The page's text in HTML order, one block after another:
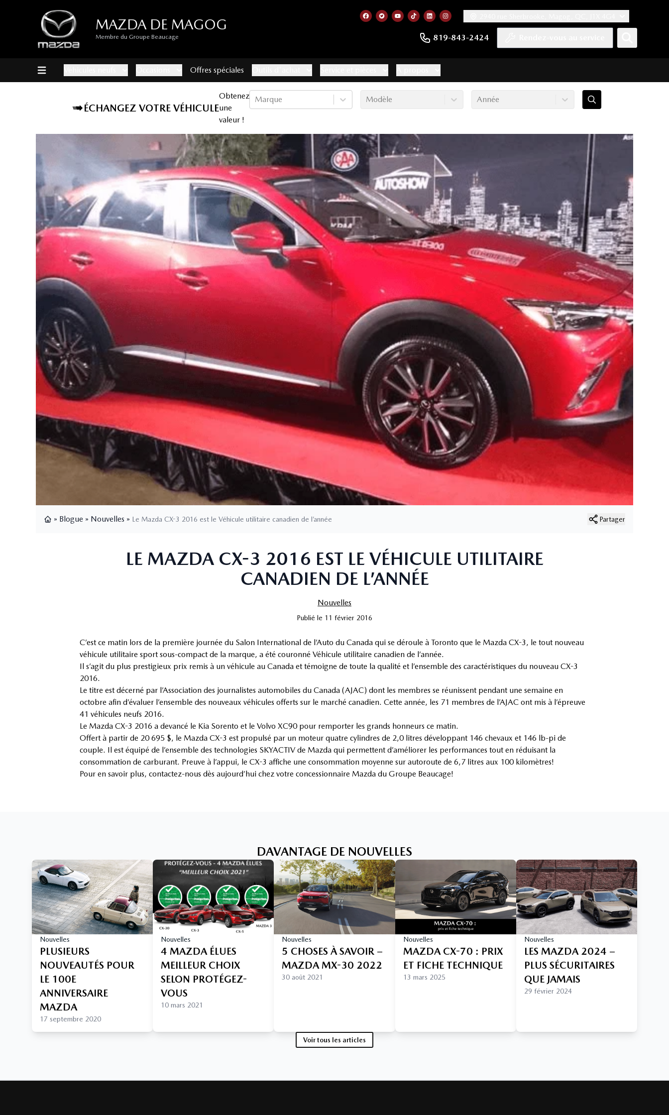
MAZDA DE MAGOG
Membre du Groupe Beaucage 819-843-2424
Lien vers notre page facebook
Lien vers notre compte Twitter
Lien vers notre chaîne YouTube
Lien vers notre compte Tiktok
Lien vers notre compte LinkedIn
Lien vers notre compte Instagram
Offres spéciales
ÉCHANGEZ VOTRE VÉHICULE
Obtenez
une
valeur !
Marque Modèle Année
» Blogue » Nouvelles » Le Mazda CX-3 2016 est le Véhicule utilitaire canadien de l’année Partager
LE MAZDA CX-3 2016 EST LE VÉHICULE UTILITAIRE
CANADIEN DE L’ANNÉE
Nouvelles
Publié le 11 février 2016
C’est ce matin lors de la première journée du Salon International de l’Auto du Canada qui se déroule à Toronto que le Mazda CX-3, le tout nouveau
véhicule utilitaire sport sous-compact de la marque, a été couronné Véhicule utilitaire canadien de l’année.
Il s’agit du plus prestigieux prix remis à un véhicule au Canada et témoigne de toute la qualité et l’ensemble des caractéristiques du nouveau CX-3
2016.
Le titre est décerné par l’Association des journalistes automobiles du Canada (AJAC) dont les membres se réunissent pendant une semaine en
octobre afin d’évaluer l’ensemble des nouveaux véhicules offerts sur le marché canadien. Cette année, les 71 membres de l’AJAC ont mis à l’épreuve
41 véhicules neufs 2016.
Le Mazda CX-3 2016 a devancé le Kia Sorento et le Volvo XC90 pour remporter les grands honneurs ce matin.
Offert à partir de 20 695 $, le Mazda CX-3 est propulsé par un moteur quatre cylindres de 2,0 litres développant 146 chevaux et 146 lb-pi de
couple. Il est équipé de l’ensemble des technologies SKYACTIV de Mazda qui permettent d’améliorer les performances tout en réduisant la
consommation de carburant. Preuve à l’appui, le CX-3 affiche une consommation moyenne sur autoroute de 6,7 litres aux 100 kilomètres!
Pour en savoir plus, contactez-nous dès aujourd’hui chez votre concessionnaire Mazda du Groupe Beaucage!
DAVANTAGE DE NOUVELLES
Nouvelles
PLUSIEURS
NOUVEAUTÉS POUR
LE 100E
ANNIVERSAIRE
MAZDA
17 septembre 2020
Nouvelles
4 MAZDA ÉLUES
MEILLEUR CHOIX
SELON PROTÉGEZ-
VOUS
10 mars 2021
Nouvelles
5 CHOSES À SAVOIR –
MAZDA MX-30 2022
30 août 2021
Nouvelles
MAZDA CX-70 : PRIX
ET FICHE TECHNIQUE
13 mars 2025
Nouvelles
LES MAZDA 2024 –
PLUS SÉCURITAIRES
QUE JAMAIS
29 février 2024
Voir tous les articles